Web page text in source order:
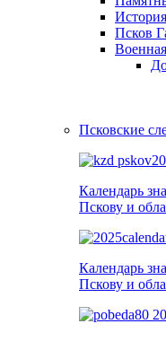
Псков
Псковские
Календарь
Пскову и
Календарь
Пскову и